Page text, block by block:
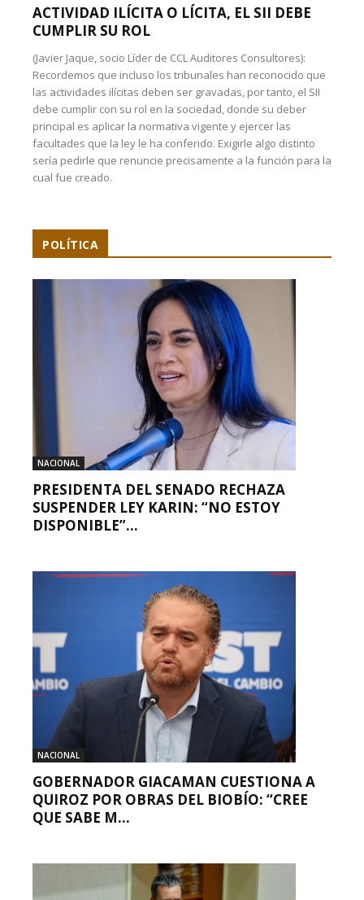
ACTIVIDAD ILÍCITA O LÍCITA, EL SII DEBE
CUMPLIR SU ROL
(Javier Jaque, socio Líder de CCL Auditores Consultores):
Recordemos que incluso los tribunales han reconocido que
las actividades ilícitas deben ser gravadas, por tanto, el SII
debe cumplir con su rol en la sociedad, donde su deber
principal es aplicar la normativa vigente y ejercer las
facultades que la ley le ha conferido. Exigirle algo distinto
sería pedirle que renuncie precisamente a la función para la
cual fue creado.
POLÍTICA
NACIONAL
PRESIDENTA DEL SENADO RECHAZA
SUSPENDER LEY KARIN: “NO ESTOY
DISPONIBLE”...
NACIONAL
GOBERNADOR GIACAMAN CUESTIONA A
QUIROZ POR OBRAS DEL BIOBÍO: “CREE
QUE SABE M...